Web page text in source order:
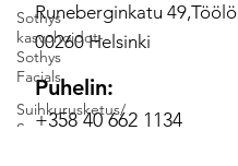
Sothys
kasvohoidot-
Sothys
Facials
Suihkurusketus/
Spray tan
Runeberginkatu 49,Töölö
00260 Helsinki
Puhelin:
+358 40 662 1134